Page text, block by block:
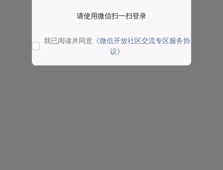
请使用微信扫一扫登录
我已阅读并同意 《微信开放社区交流专区服务协
议》